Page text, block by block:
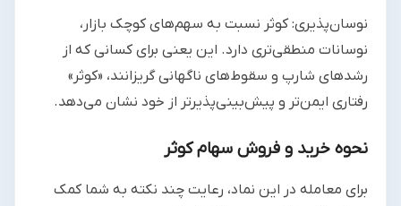
نوسان‌پذیری: کوثر نسبت به سهم‌های کوچک بازار،
نوسانات منطقی‌تری دارد. این یعنی برای کسانی که از
رشدهای شارپ و سقوط‌های ناگهانی گریزانند، «کوثر»
رفتاری ایمن‌تر و پیش‌بینی‌پذیرتر از خود نشان می‌دهد.
نحوه خرید و فروش سهام کوثر
برای معامله در این نماد، رعایت چند نکته به شما کمک